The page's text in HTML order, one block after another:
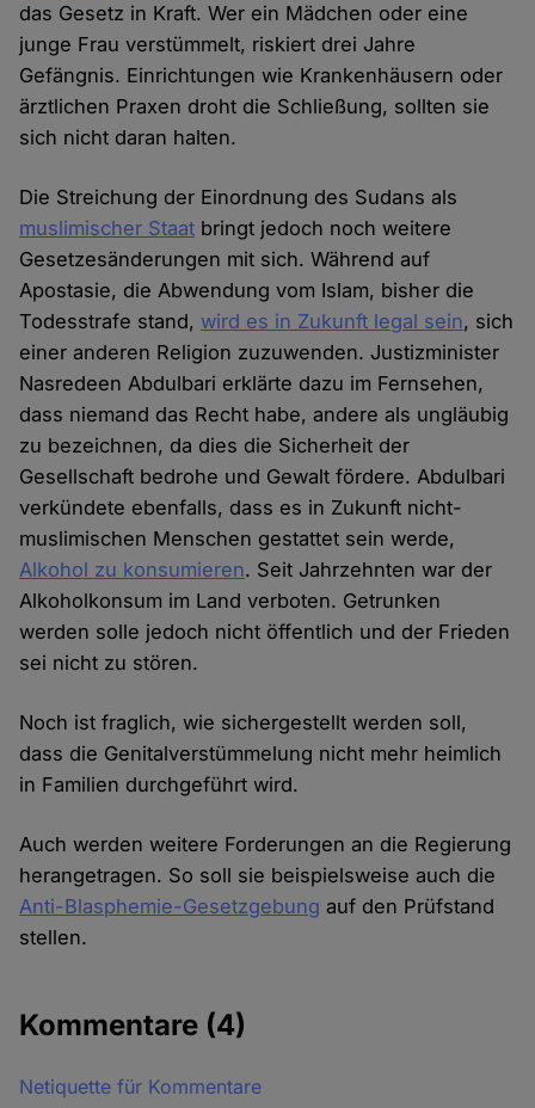
das Gesetz in Kraft. Wer ein Mädchen oder eine
junge Frau verstümmelt, riskiert drei Jahre
Gefängnis. Einrichtungen wie Krankenhäusern oder
ärztlichen Praxen droht die Schließung, sollten sie
sich nicht daran halten.
Die Streichung der Einordnung des Sudans als
muslimischer Staat bringt jedoch noch weitere
Gesetzesänderungen mit sich. Während auf
Apostasie, die Abwendung vom Islam, bisher die
Todesstrafe stand, wird es in Zukunft legal sein, sich
einer anderen Religion zuzuwenden. Justizminister
Nasredeen Abdulbari erklärte dazu im Fernsehen,
dass niemand das Recht habe, andere als ungläubig
zu bezeichnen, da dies die Sicherheit der
Gesellschaft bedrohe und Gewalt fördere. Abdulbari
verkündete ebenfalls, dass es in Zukunft nicht-
muslimischen Menschen gestattet sein werde,
Alkohol zu konsumieren. Seit Jahrzehnten war der
Alkoholkonsum im Land verboten. Getrunken
werden solle jedoch nicht öffentlich und der Frieden
sei nicht zu stören.
Noch ist fraglich, wie sichergestellt werden soll,
dass die Genitalverstümmelung nicht mehr heimlich
in Familien durchgeführt wird.
Auch werden weitere Forderungen an die Regierung
herangetragen. So soll sie beispielsweise auch die
Anti-Blasphemie-Gesetzgebung auf den Prüfstand
stellen.
Kommentare (4)
Netiquette für Kommentare